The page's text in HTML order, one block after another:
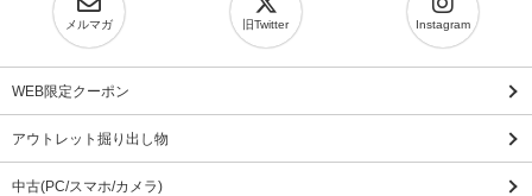
メルマガ 旧Twitter Instagram
WEB限定クーポン
アウトレット掘り出し物
中古(PC/スマホ/カメラ)